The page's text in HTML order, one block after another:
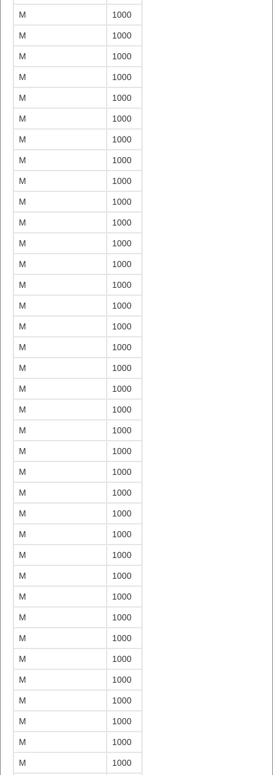
M 1000
M 1000
M 1000
M 1000
M 1000
M 1000
M 1000
M 1000
M 1000
M 1000
M 1000
M 1000
M 1000
M 1000
M 1000
M 1000
M 1000
M 1000
M 1000
M 1000
M 1000
M 1000
M 1000
M 1000
M 1000
M 1000
M 1000
M 1000
M 1000
M 1000
M 1000
M 1000
M 1000
M 1000
M 1000
M 1000
M 1000